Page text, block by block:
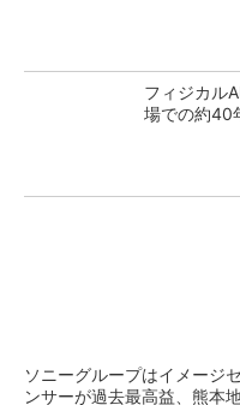
フィジカル
場での約40
ソニーグループはイメージセ
ンサーが過去最高益、熊本